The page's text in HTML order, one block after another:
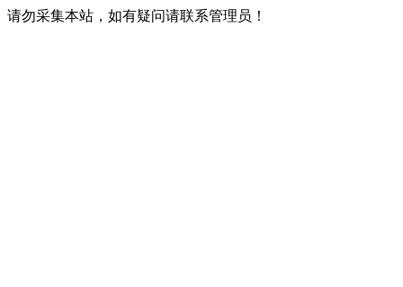
请勿采集本站，如有疑问请联系管理员！